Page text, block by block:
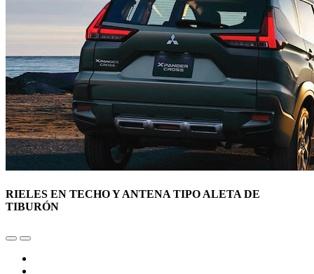
RIELES EN TECHO Y ANTENA TIPO ALETA DE
TIBURÓN